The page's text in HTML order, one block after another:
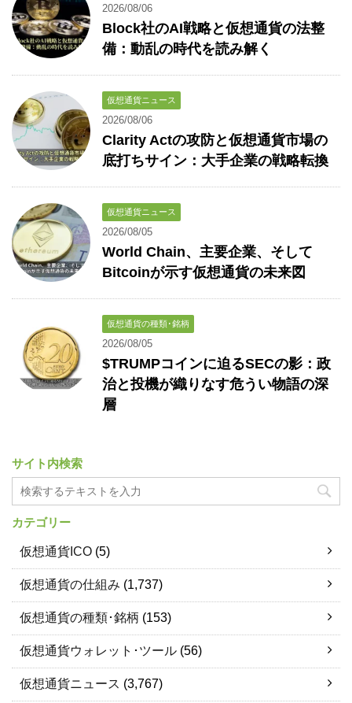
2026/08/06
Block社のAI戦略と仮想通貨の法整
備：動乱の時代を読み解く
仮想通貨ニュース
2026/08/06
Clarity Actの攻防と仮想通貨市場の
底打ちサイン：大手企業の戦略転換
仮想通貨ニュース
2026/08/05
World Chain、主要企業、そして
Bitcoinが示す仮想通貨の未来図
仮想通貨の種類･銘柄
2026/08/05
$TRUMPコインに迫るSECの影：政
治と投機が織りなす危うい物語の深
層
サイト内検索
カテゴリー
仮想通貨ICO (5)
仮想通貨の仕組み (1,737)
仮想通貨の種類･銘柄 (153)
仮想通貨ウォレット･ツール (56)
仮想通貨ニュース (3,767)